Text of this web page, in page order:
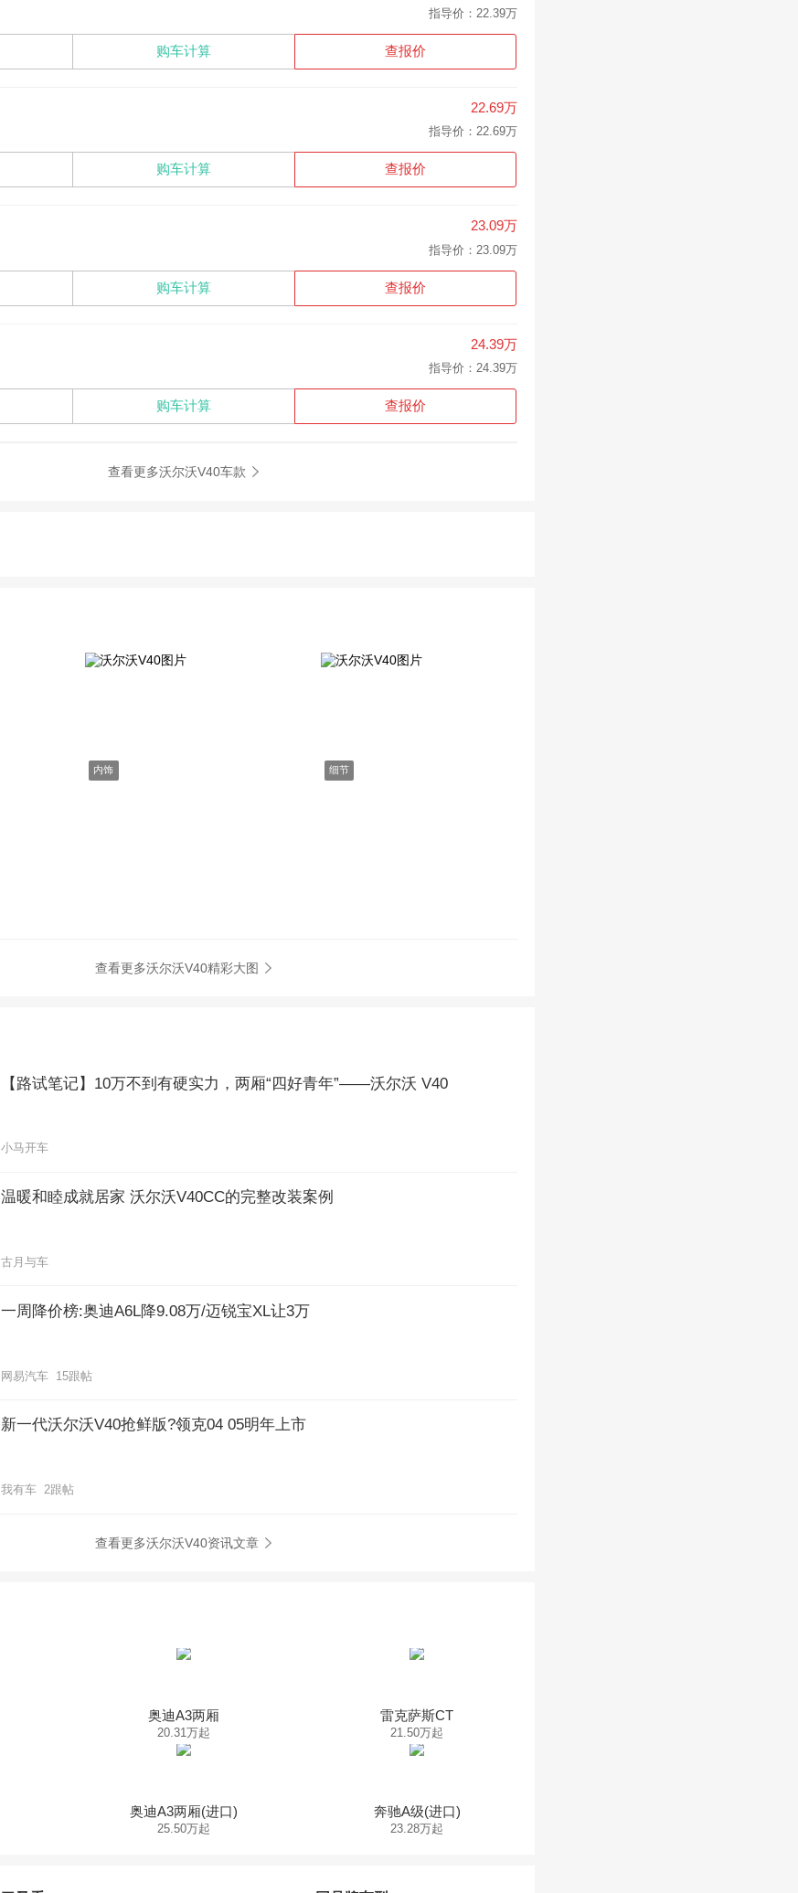
指导价：22.39万
购车计算 查报价
22.69万
指导价：22.69万
购车计算 查报价
23.09万
指导价：23.09万
购车计算 查报价
24.39万
指导价：24.39万
购车计算 查报价
查看更多沃尔沃V40车款
内饰 细节
查看更多沃尔沃V40精彩大图
【路试笔记】10万不到有硬实力，两厢“四好青年”——沃尔沃 V40
小马开车
温暖和睦成就居家 沃尔沃V40CC的完整改装案例
古月与车
一周降价榜:奥迪A6L降9.08万/迈锐宝XL让3万
网易汽车 15跟帖
新一代沃尔沃V40抢鲜版?领克04 05明年上市
我有车 2跟帖
查看更多沃尔沃V40资讯文章
奥迪A3两厢
20.31万起
雷克萨斯CT
21.50万起
奥迪A3两厢(进口)
25.50万起
奔驰A级(进口)
23.28万起